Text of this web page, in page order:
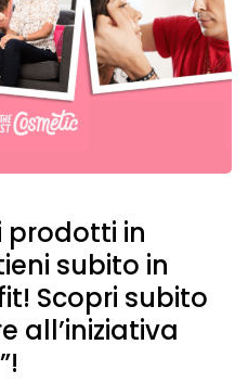
prodotti in
subito in
Scopri subito
all’iniziativa